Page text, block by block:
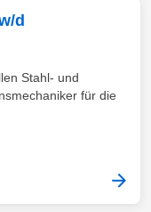
d
Stahl- und
für die